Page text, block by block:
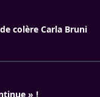
colère Carla Bruni
» !